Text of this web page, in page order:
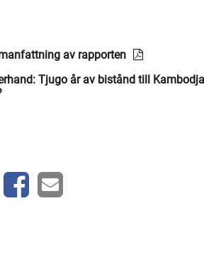
av rapporten
Tjugo år av bistånd till